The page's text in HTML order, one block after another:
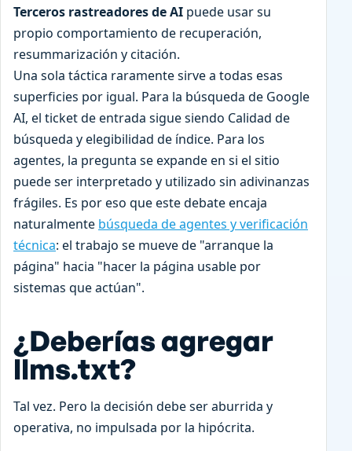
Terceros rastreadores de AI puede usar su
propio comportamiento de recuperación,
resummarización y citación.
Una sola táctica raramente sirve a todas esas
superficies por igual. Para la búsqueda de Google
AI, el ticket de entrada sigue siendo Calidad de
búsqueda y elegibilidad de índice. Para los
agentes, la pregunta se expande en si el sitio
puede ser interpretado y utilizado sin adivinanzas
frágiles. Es por eso que este debate encaja
naturalmente búsqueda de agentes y verificación
técnica: el trabajo se mueve de "arranque la
página" hacia "hacer la página usable por
sistemas que actúan".
¿Deberías agregar
llms.txt?
Tal vez. Pero la decisión debe ser aburrida y
operativa, no impulsada por la hipócrita.